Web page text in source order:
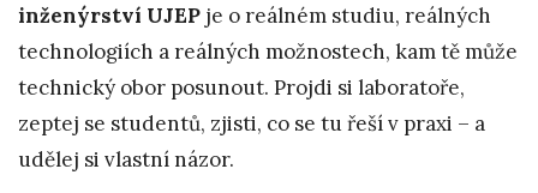
inženýrství UJEP je o reálném studiu, reálných
technologiích a reálných možnostech, kam tě může
technický obor posunout. Projdi si laboratoře,
zeptej se studentů, zjisti, co se tu řeší v praxi – a
udělej si vlastní názor.